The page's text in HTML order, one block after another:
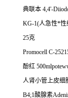
典联本 4,4'-
KG-1(人急性*性
25克
Promocell C-
酚红
人肾小管上皮细
B4;1酸腺素